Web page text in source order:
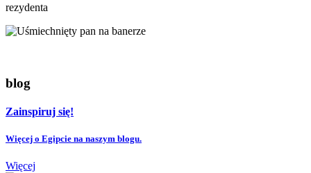
rezydenta
blog
Zainspiruj się!
Więcej o Egipcie na naszym blogu.
Więcej